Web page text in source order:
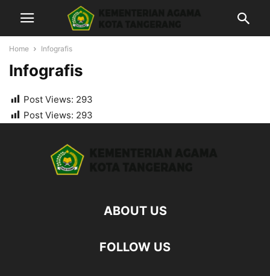
Home Infografis
Infografis
Post Views: 293
Post Views: 293
ABOUT US
FOLLOW US